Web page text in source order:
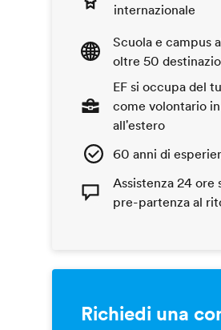
internazionale
Scuola e campus
oltre 50
EF si occupa del
come volontario
all'estero
60 anni di
Assistenza 24 ore
pre-partenza al
Richiedi una